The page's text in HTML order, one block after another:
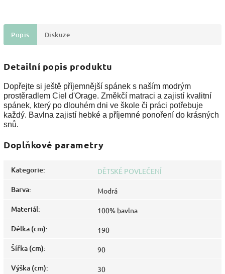
Popis Diskuze
Detailní popis produktu
Dopřejte si ještě příjemnější spánek s naším modrým
prostěradlem Ciel d'Orage. Změkčí matraci a zajistí kvalitní
spánek, který po dlouhém dni ve škole či práci potřebuje
každý. Bavlna zajistí hebké a příjemné ponoření do krásných
snů.
Doplňkové parametry
Kategorie: DĚTSKÉ POVLEČENÍ
Barva: Modrá
Materiál: 100% bavlna
Délka (cm): 190
Šířka (cm): 90
Výška (cm): 30